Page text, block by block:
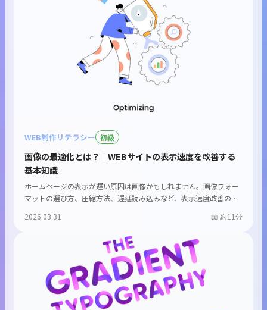
WEB制作リテラシー 初級
画像の最適化とは？｜WEBサイトの表示速度を改善する
基本知識
ホームページの表示が遅い原因は画像かもしれません。画像フォー
マットの選び方、圧縮方法、遅延読み込みなど、表示速度改善の
2026.03.31 約11分